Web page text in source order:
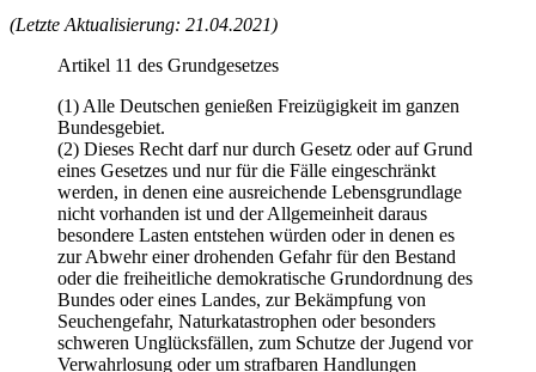
(Letzte Aktualisierung: 21.04.2021)
Artikel 11 des Grundgesetzes
(1) Alle Deutschen genießen Freizügigkeit im ganzen
Bundesgebiet.
(2) Dieses Recht darf nur durch Gesetz oder auf Grund
eines Gesetzes und nur für die Fälle eingeschränkt
werden, in denen eine ausreichende Lebensgrundlage
nicht vorhanden ist und der Allgemeinheit daraus
besondere Lasten entstehen würden oder in denen es
zur Abwehr einer drohenden Gefahr für den Bestand
oder die freiheitliche demokratische Grundordnung des
Bundes oder eines Landes, zur Bekämpfung von
Seuchengefahr, Naturkatastrophen oder besonders
schweren Unglücksfällen, zum Schutze der Jugend vor
Verwahrlosung oder um strafbaren Handlungen